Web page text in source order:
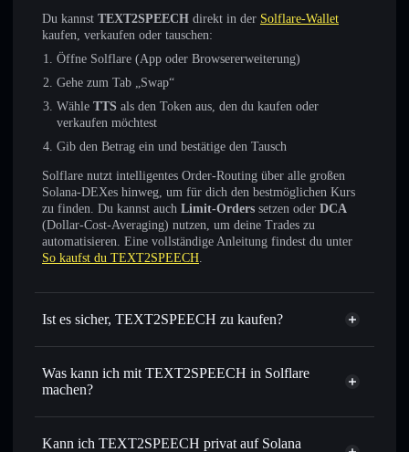
Du kannst TEXT2SPEECH direkt in der Solflare-Wallet
kaufen, verkaufen oder tauschen:
Öffne Solflare (App oder Browsererweiterung)
Gehe zum Tab „Swap“
Wähle TTS als den Token aus, den du kaufen oder
verkaufen möchtest
Gib den Betrag ein und bestätige den Tausch
Solflare nutzt intelligentes Order-Routing über alle großen
Solana-DEXes hinweg, um für dich den bestmöglichen Kurs
zu finden. Du kannst auch Limit-Orders setzen oder DCA
(Dollar-Cost-Averaging) nutzen, um deine Trades zu
automatisieren. Eine vollständige Anleitung findest du unter
So kaufst du TEXT2SPEECH.
Ist es sicher, TEXT2SPEECH zu kaufen?
TEXT2SPEECH
nicht
Was kann ich mit TEXT2SPEECH in Solflare
machen?
TEXT2SPEECH
Solflare-Wallet
Sofort tauschen– handle TTS gegen SOL, USDC oder
Kann ich TEXT2SPEECH privat auf Solana